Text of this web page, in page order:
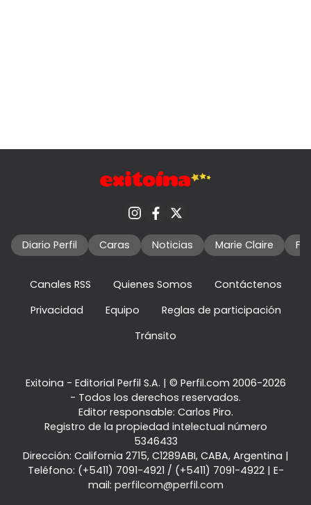
Diario Perfil Caras Noticias Marie Claire
Canales RSS Quienes Somos
Contáctenos
Privacidad
Equipo
Reglas de participación
Tránsito
Exitoina - Editorial Perfil S.A. | © Perfil.com 2006-2026
- Todos los derechos reservados.
Editor responsable: Carlos Piro.
Registro de la propiedad intelectual número
5346433
Dirección: California 2715, C1289ABI, CABA, Argentina |
Teléfono: (+5411) 7091-4921 / (+5411) 7091-4922| E-
mail: perfilcom@perfil.com